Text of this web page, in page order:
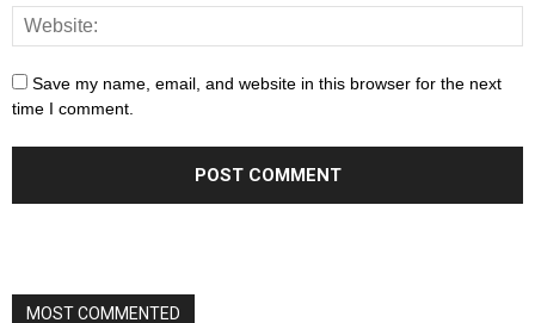
Save my name, email, and website in this browser for the next
time I comment.
MOST COMMENTED